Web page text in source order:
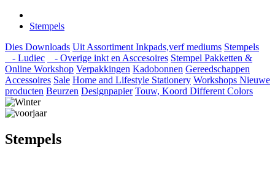
Stempels
Dies Downloads Uit Assortiment Inkpads,verf mediums Stempels
- Ludiec
- Overige inkt en Asccesoires Stempel Pakketten &
Online Workshop Verpakkingen Kadobonnen Gereedschappen
Accessoires Sale Home and Lifestyle Stationery Workshops Nieuwe
producten Beurzen Designpapier Touw, Koord Different Colors
Stempels